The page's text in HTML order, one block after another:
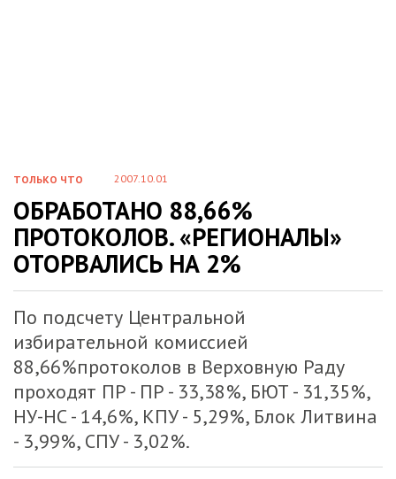
ТОЛЬКО ЧТО 2007.10.01
ОБРАБОТАНО 88,66%
ПРОТОКОЛОВ. «РЕГИОНАЛЫ»
ОТОРВАЛИСЬ НА 2%
По подсчету Центральной
избирательной комиссией
88,66%протоколов в Верховную Раду
проходят ПР - ПР - 33,38%, БЮТ - 31,35%,
НУ-НС - 14,6%, КПУ - 5,29%, Блок Литвина
- 3,99%, СПУ - 3,02%.